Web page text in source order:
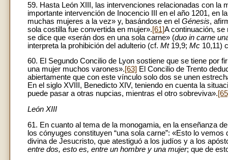
59. Hasta León XIII, las intervenciones relacionadas con la
importante intervención de Inocencio III en el año 1201, en
muchas mujeres a la vez» y, basándose en el Génesis,
sola costilla fue convertida en mujer».[61]A continuación,
se dice que «serán dos en una sola carne» (duo in carne
interpreta la prohibición del adulterio (cf. Mt19,9; Mc 10,11)
60. El Segundo Concilio de Lyon sostiene que se tiene por
una mujer muchos varones».[63] El Concilio de Trento
abiertamente que con este vínculo solo dos se unen
En el siglo XVIII, Benedicto XIV, teniendo en cuenta la
puede pasar a otras nupcias, mientras el otro sobreviva».
León XIII
61. En cuanto al tema de la monogamia, en la enseñanza
los cónyuges constituyen “una sola carne”: «Esto lo
divina de Jesucristo, que atestiguó a los judíos y a los
entre dos, esto es, entre un hombre y una mujer; que de